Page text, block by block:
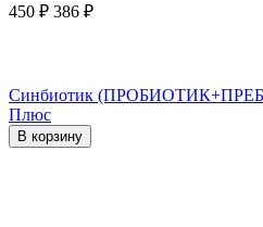
450 ₽ 386 ₽
Синбиотик
Плюс
В корзину